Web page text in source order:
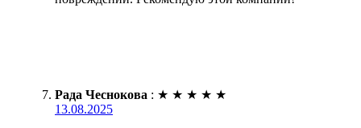
Рада Чеснокова : ★ ★ ★ ★ ★
13.08.2025